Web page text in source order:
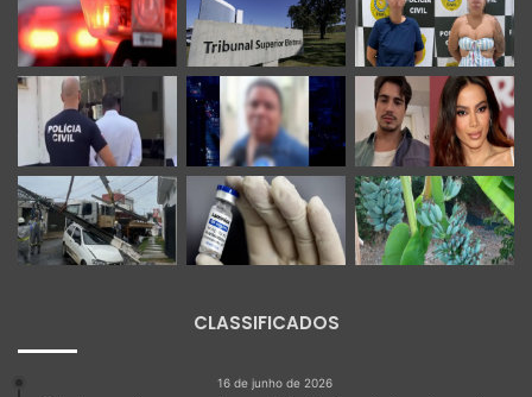
CLASSIFICADOS
16 de junho de 2026